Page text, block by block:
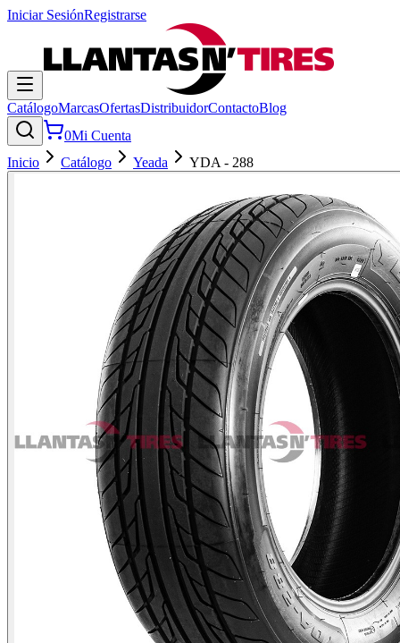
Iniciar SesiónRegistrarse
CatálogoMarcasOfertasDistribuidorContactoBlog
0Mi Cuenta
Inicio
Catálogo Yeada YDA - 288